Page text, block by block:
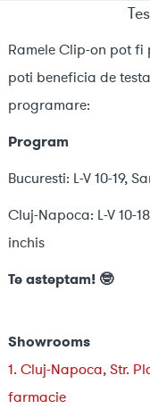
Ramele Clip-on pot
poti beneficia de
programare:
Program
Bucuresti: L-V 10-19,
Cluj-Napoca: L-V 10-
inchis
Te asteptam! 🤓
Showrooms
1. Cluj-Napoca, Str.
farmacie